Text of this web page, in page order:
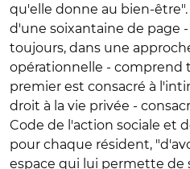
qu'elle donne au bien-
d'une soixantaine de page
toujours, dans une
opérationnelle - comprend
premier est consacré à
droit à la vie privée -
Code de l'action sociale et
pour chaque résident,
espace qui lui permette de